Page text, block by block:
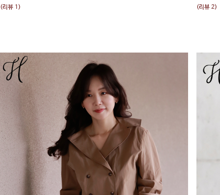
(리뷰 1) (리뷰 2)